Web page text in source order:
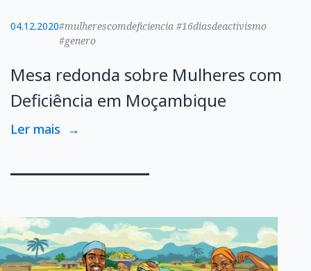
04.12.2020#mulherescomdeficiencia #16diasdeactivismo
#genero
Mesa redonda sobre Mulheres com
Deficiência em Moçambique
Ler mais →